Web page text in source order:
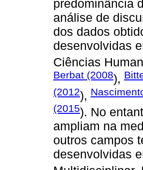
predominância
análise de
dos dados
desenvolvidas
Ciências
Berbat (2008),
(2012),
(2015). No
ampliam na
outros campos
desenvolvidas